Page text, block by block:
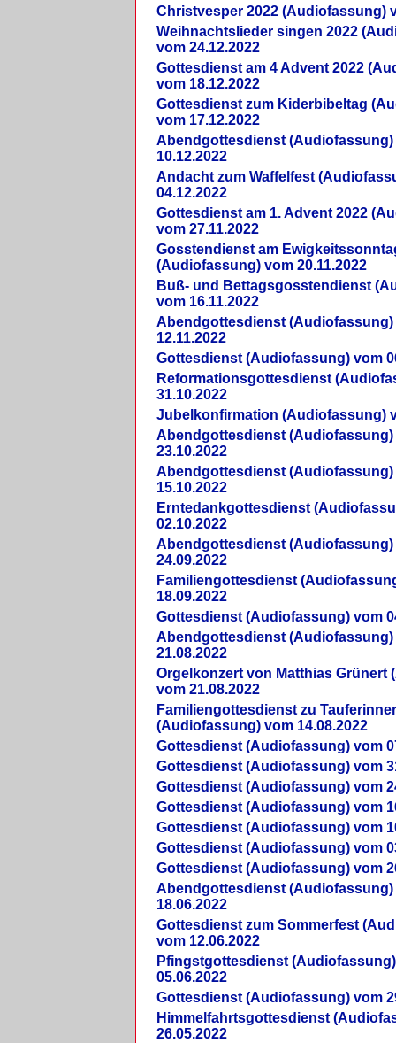
Christvesper 2022 (Audiofassung)
Weihnachtslieder singen 2022
vom 24.12.2022
Gottesdienst am 4 Advent 2022
vom 18.12.2022
Gottesdienst zum Kiderbibeltag
vom 17.12.2022
Abendgottesdienst (Audiofassung)
10.12.2022
Andacht zum Waffelfest
04.12.2022
Gottesdienst am 1. Advent 2022
vom 27.11.2022
Gosstendienst am
(Audiofassung) vom 20.11.2022
Buß- und Bettagsgosstendienst
vom 16.11.2022
Abendgottesdienst (Audiofassung)
12.11.2022
Gottesdienst (Audiofassung) vom
Reformationsgottesdienst
31.10.2022
Jubelkonfirmation (Audiofassung)
Abendgottesdienst (Audiofassung)
23.10.2022
Abendgottesdienst (Audiofassung)
15.10.2022
Erntedankgottesdienst
02.10.2022
Abendgottesdienst (Audiofassung)
24.09.2022
Familiengottesdienst
18.09.2022
Gottesdienst (Audiofassung) vom
Abendgottesdienst (Audiofassung)
21.08.2022
Orgelkonzert von Matthias Grünert
vom 21.08.2022
Familiengottesdienst zu
(Audiofassung) vom 14.08.2022
Gottesdienst (Audiofassung) vom
Gottesdienst (Audiofassung) vom
Gottesdienst (Audiofassung) vom
Gottesdienst (Audiofassung) vom
Gottesdienst (Audiofassung) vom
Gottesdienst (Audiofassung) vom
Gottesdienst (Audiofassung) vom
Abendgottesdienst (Audiofassung)
18.06.2022
Gottesdienst zum Sommerfest
vom 12.06.2022
Pfingstgottesdienst
05.06.2022
Gottesdienst (Audiofassung) vom
Himmelfahrtsgottesdienst
26.05.2022